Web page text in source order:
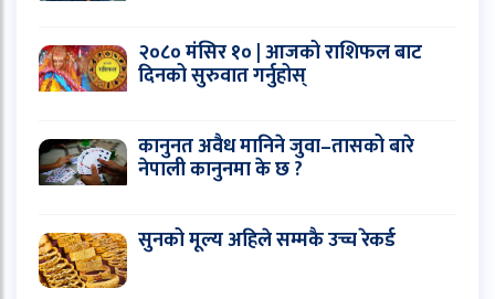
२०८० मंसिर १० | आजको राशिफल बाट
दिनको सुरुवात गर्नुहोस्
कानुनत अवैध मानिने जुवा–तासको बारे
नेपाली कानुनमा के छ ?
सुनको मूल्य अहिले सम्मकै उच्च रेकर्ड